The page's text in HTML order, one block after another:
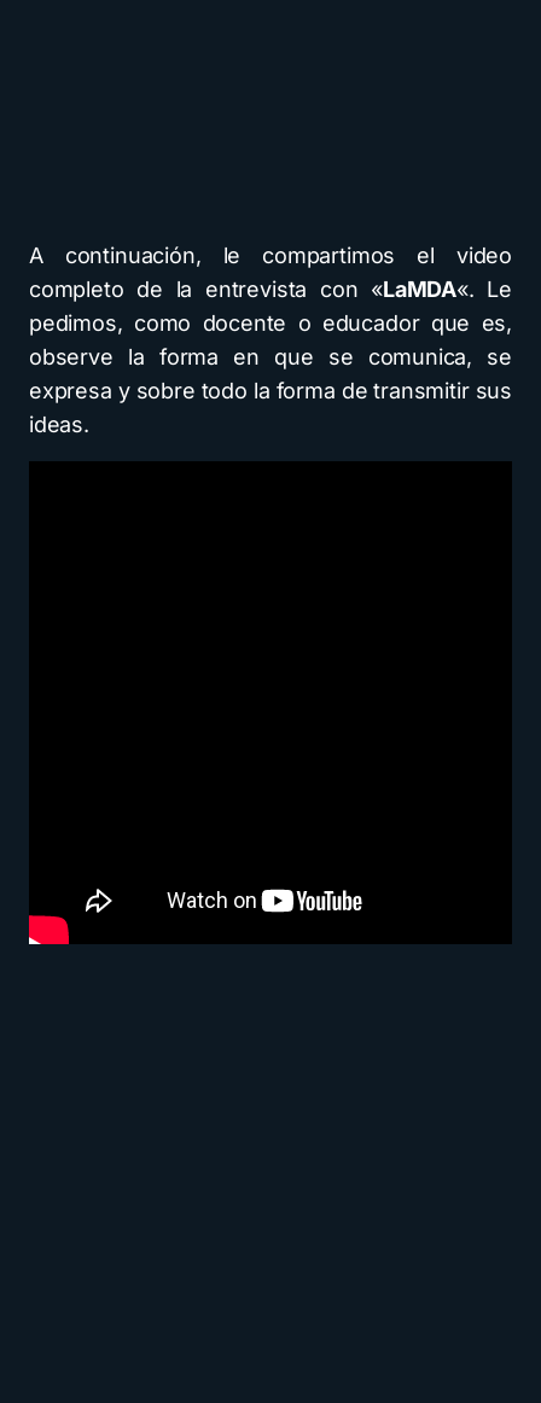
A continuación, le compartimos el video
completo de la entrevista con «LaMDA«. Le
pedimos, como docente o educador que es,
observe la forma en que se comunica, se
expresa y sobre todo la forma de transmitir sus
ideas.